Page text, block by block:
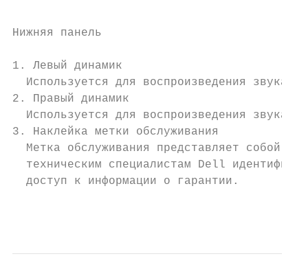
Нижняя панель
1. Левый динамик
  Используется для воспроизведения звука.
2. Правый динамик
  Используется для воспроизведения звука.
3. Наклейка метки обслуживания
Метка обслуживания представляет собой
техническим специалистам Dell
  доступ к информации о гарантии.